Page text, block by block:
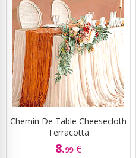
Chemin De Table Cheesecloth
Terracotta
8.99 €